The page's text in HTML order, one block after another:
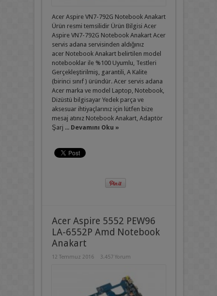
Acer Aspire VN7-792G Notebook Anakart
Ürün resmi temsilidir Ürün Bilgisi Acer
Aspire VN7-792G Notebook Anakart Acer
servis adana servisinden aldığınız
acer Notebook Anakart belirtilen model
notebooklar ile %100 Uyumlu, Testleri
Gerçekleştirilmiş, garantili, A Kalite
(birinci sınıf ) üründür. Acer servis adana
Acer marka ve model Laptop, Notebook,
Dizüstü bilgisayar Yedek parça ve
aksesuar ihtiyaçlarınız için lütfen bize
mesaj atınız Notebook Anakart, Adaptör
Şarj ... Devamını Oku »
Acer Aspire 5552 PEW96
LA-6552P Amd Notebook
Anakart
12 Temmuz 2016 3.457 Yorum